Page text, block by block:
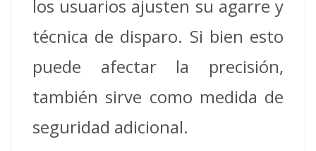
los usuarios ajusten su agarre y
técnica de disparo. Si bien esto
puede afectar la precisión,
también sirve como medida de
seguridad adicional.